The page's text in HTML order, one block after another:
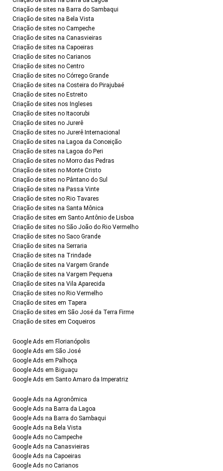
Criação de sites na Barra do Sambaqui
Criação de sites na Bela Vista
Criação de sites no Campeche
Criação de sites na Canasvieiras
Criação de sites na Capoeiras
Criação de sites no Carianos
Criação de sites no Centro
Criação de sites no Córrego Grande
Criação de sites na Costeira do Pirajubaé
Criação de sites no Estreito
Criação de sites nos Ingleses
Criação de sites no Itacorubi
Criação de sites no Jurerê
Criação de sites no Jurerê Internacional
Criação de sites na Lagoa da Conceição
Criação de sites na Lagoa do Peri
Criação de sites no Morro das Pedras
Criação de sites no Monte Cristo
Criação de sites no Pântano do Sul
Criação de sites na Passa Vinte
Criação de sites no Rio Tavares
Criação de sites na Santa Mônica
Criação de sites em Santo Antônio de Lisboa
Criação de sites no São João do Rio Vermelho
Criação de sites no Saco Grande
Criação de sites na Serraria
Criação de sites na Trindade
Criação de sites na Vargem Grande
Criação de sites na Vargem Pequena
Criação de sites na Vila Aparecida
Criação de sites no Rio Vermelho
Criação de sites em Tapera
Criação de sites em São José da Terra Firme
Criação de sites em Coqueiros
Google Ads em Florianópolis
Google Ads em São José
Google Ads em Palhoça
Google Ads em Biguaçu
Google Ads em Santo Amaro da Imperatriz
Google Ads na Agronômica
Google Ads na Barra da Lagoa
Google Ads na Barra do Sambaqui
Google Ads na Bela Vista
Google Ads no Campeche
Google Ads na Canasvieiras
Google Ads na Capoeiras
Google Ads no Carianos